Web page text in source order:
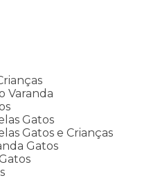
Varanda
Gatos
Gatos e Crianças
Gatos